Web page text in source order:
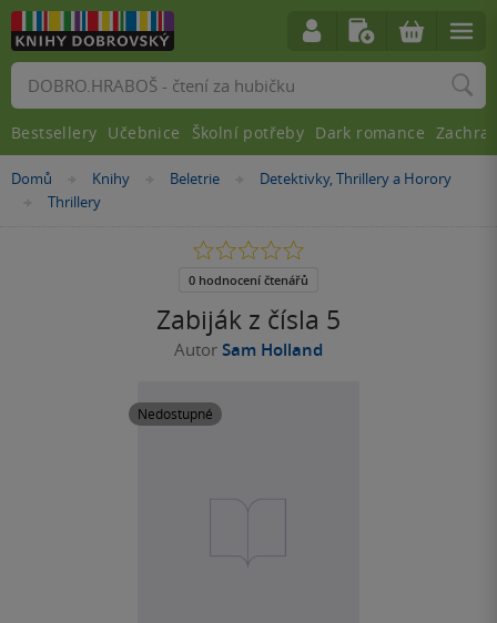
Nacházíte
Domů »Knihy »
Beletrie »
Detektivky, Thrillery a Horory
»
Thrillery
Zabiják z čísla 5
Autor Sam Holland
Nedostupné
0.0
5
0 hodnocení čtenářů
Vyhledávání
Bestsellery Učebnice Školní potřeby Dark romance